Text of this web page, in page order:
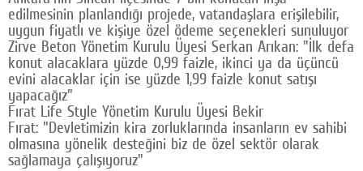
edilmesinin planlandığı projede, vatandaşlara erişilebilir,
uygun fiyatlı ve kişiye özel ödeme seçenekleri sunuluyor
Zirve Beton Yönetim Kurulu Üyesi Serkan Arıkan: "İlk defa
konut alacaklara yüzde 0,99 faizle, ikinci ya da üçüncü
evini alacaklar için ise yüzde 1,99 faizle konut satışı
yapacağız"
Fırat Life Style Yönetim Kurulu Üyesi Bekir
Fırat: "Devletimizin kira zorluklarında insanların ev sahibi
olmasına yönelik desteğini biz de özel sektör olarak
sağlamaya çalışıyoruz"